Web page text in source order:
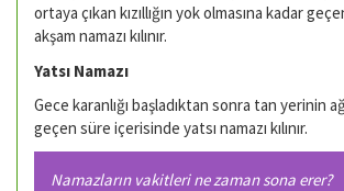
ortaya çıkan kızıllığın yok olmasına kadar
akşam namazı kılınır.
Yatsı Namazı
Gece karanlığı başladıktan sonra tan yerinin
geçen süre içerisinde yatsı namazı kılınır.
Namazların vakitleri ne zaman sona erer?